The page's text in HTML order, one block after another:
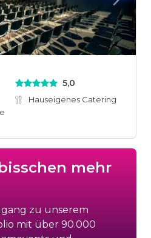
5,0
Hauseigenes Catering
mehr
zu unserem
mit über 90.000